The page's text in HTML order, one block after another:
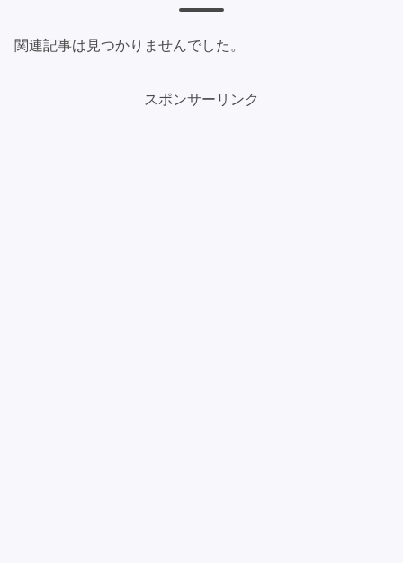
関連記事は見つかりませんでした。
スポンサーリンク